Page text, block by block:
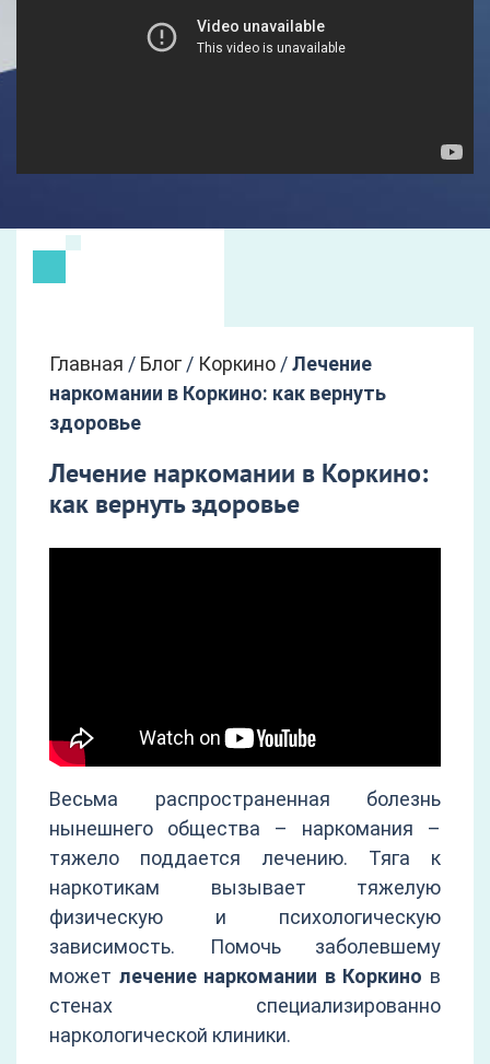
Главная / Блог / Коркино /Лечение
наркомании в Коркино: как вернуть
здоровье
Лечение наркомании в Коркино:
как вернуть здоровье
Весьма распространенная болезнь
нынешнего общества – наркомания –
тяжело поддается лечению. Тяга к
наркотикам вызывает тяжелую
физическую и психологическую
зависимость. Помочь заболевшему
может лечение наркомании в Коркино в
стенах специализированно
наркологической клиники.